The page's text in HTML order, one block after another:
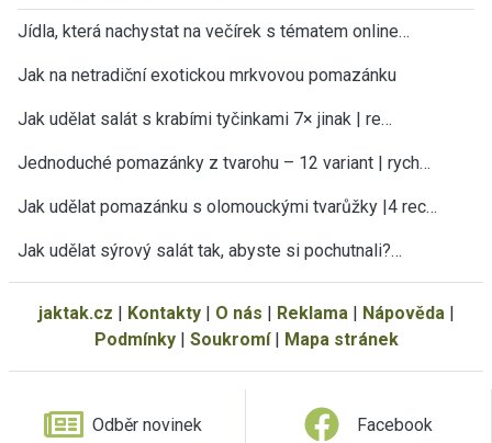
Jídla, která nachystat na večírek s tématem online…
Jak na netradiční exotickou mrkvovou pomazánku
Jak udělat salát s krabími tyčinkami 7× jinak | re…
Jednoduché pomazánky z tvarohu – 12 variant | rych…
Jak udělat pomazánku s olomouckými tvarůžky |4 rec…
Jak udělat sýrový salát tak, abyste si pochutnali?…
jaktak.cz | Kontakty| O nás | Reklama| Nápověda|
Podmínky| Soukromí| Mapa stránek
Odběr novinek Facebook